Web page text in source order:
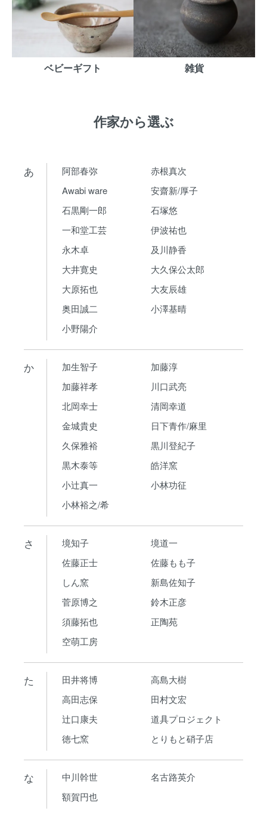
ベビーギフト 雑貨
作家から選ぶ
あ 阿部春弥
赤根真次
Awabi ware
安齋新/厚子
石黒剛一郎
石塚悠
一和堂工芸
伊波祐也
永木卓
及川静香
大井寛史
大久保公太郎
大原拓也
大友辰雄
奥田誠二
小澤基晴
小野陽介
か 加生智子
加藤淳
加藤祥孝
川口武亮
北岡幸士
清岡幸道
金城貴史
日下青作/麻里
久保雅裕
黒川登紀子
黒木泰等
皓洋窯
小辻真一
小林功征
小林裕之/希
さ 境知子
境道一
佐藤正士
佐藤もも子
しん窯
新島佐知子
菅原博之
鈴木正彦
須藤拓也
正陶苑
空萌工房
た 田井将博
高島大樹
高田志保
田村文宏
辻口康夫
道具プロジェクト
徳七窯
とりもと硝子店
な 中川幹世
名古路英介
額賀円也